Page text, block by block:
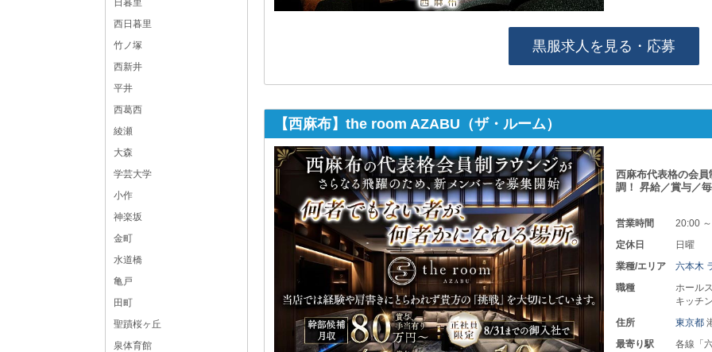
日暮里
西日暮里
竹ノ塚
西新井
平井
西葛西
綾瀬
大森
学芸大学
小作
神楽坂
金町
水道橋
亀戸
田町
聖蹟桜ヶ丘
泉体育館
黒服求人を見る・応募
【西麻布】the room AZABU（ザ・ルーム）
西麻布代表格の会
調！ 昇給／賞与／
営業時間
20:00
定休日
日曜
業種/エリア
六本木
職種
ホール
キッチ
住所
東京都
最寄り駅
各線「